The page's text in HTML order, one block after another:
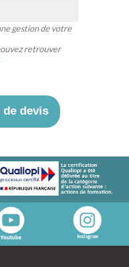
gestion de votre
retrouver
de devis